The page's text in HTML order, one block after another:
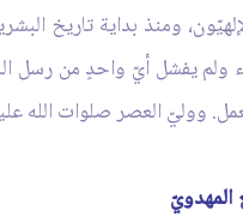
ومنذ بداية تاريخ
ولم يفشل أيّ واحدٍ من رسل
ووليّ العصر صلوات الله